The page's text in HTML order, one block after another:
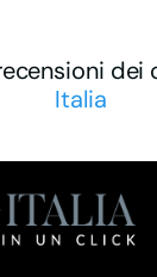
dei
Italia